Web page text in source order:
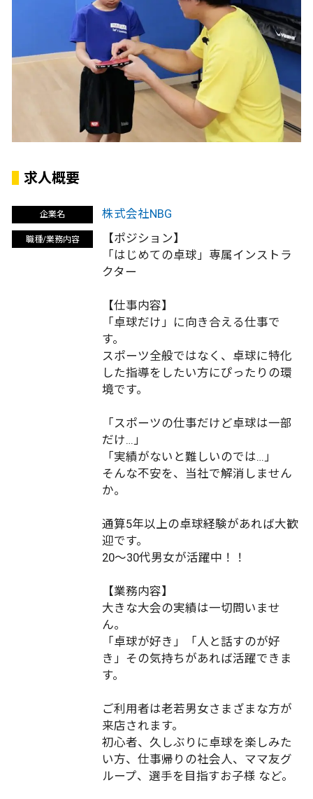
求人概要
企業名 株式会社NBG
職種/業務内容
【ポジション】
「はじめての卓球」専属インストラ
クター
【仕事内容】
「卓球だけ」に向き合える仕事で
す。
スポーツ全般ではなく、卓球に特化
した指導をしたい方にぴったりの環
境です。
「スポーツの仕事だけど卓球は一部
だけ…」
「実績がないと難しいのでは…」
そんな不安を、当社で解消しません
か。
通算5年以上の卓球経験があれば大歓
迎です。
20～30代男女が活躍中！！
【業務内容】
大きな大会の実績は一切問いませ
ん。
「卓球が好き」「人と話すのが好
き」その気持ちがあれば活躍できま
す。
ご利用者は老若男女さまざまな方が
来店されます。
初心者、久しぶりに卓球を楽しみた
い方、仕事帰りの社会人、ママ友グ
ループ、選手を目指すお子様 など。